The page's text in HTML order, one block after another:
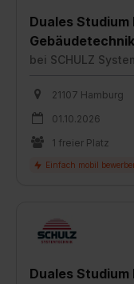
Duales
bei SCHULZ
21107 Hamburg
01.10.2026
1 freier Platz
Duales